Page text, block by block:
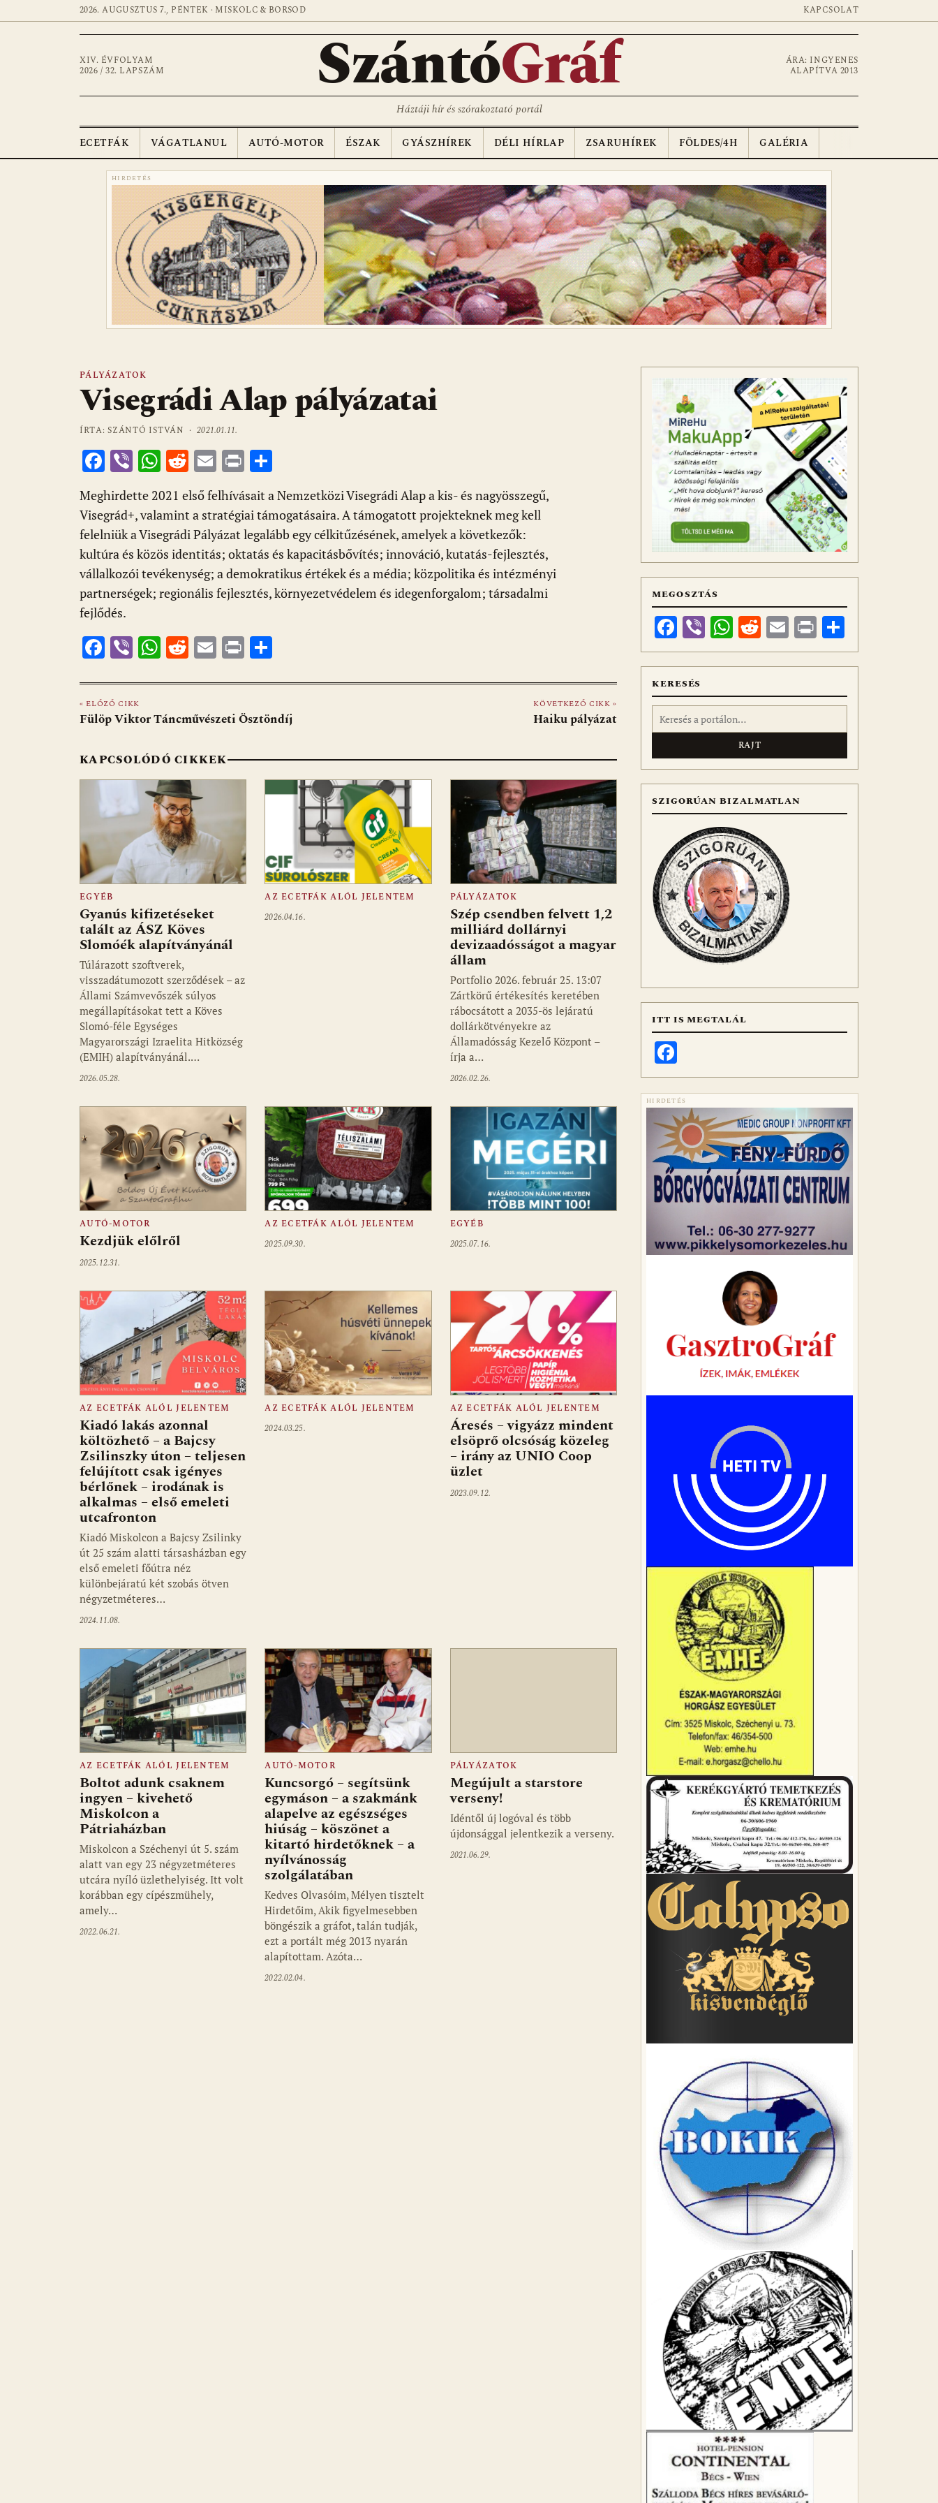
2026. AUGUSZTUS 7., PÉNTEK · MISKOLC & BORSOD KAPCSOLAT
XIV. ÉVFOLYAM
2026 / 32. LAPSZÁM
SzántóGráf
ÁRA: INGYENES
ALAPÍTVA 2013
Háztáji hír és szórakoztató portál
ECETFÁK VÁGATLANUL AUTÓ-MOTOR ÉSZAK GYÁSZHÍREK DÉLI HÍRLAP ZSARUHÍREK FÖLDES/4H GALÉRIA
HIRDETÉS
PÁLYÁZATOK
Visegrádi Alap pályázatai
ÍRTA: SZÁNTÓ ISTVÁN ·2021.01.11.
F
ac
e
b
o
o
k
Vi
er
W
h
at
s
A
p
p
R
e
d
di
t
E
m
ai
l
Pr
in
t
ss
za
m
e
g
Meghirdette 2021 első felhívásait a Nemzetközi Visegrádi Alap a kis- és nagyösszegű,
Visegrád+, valamint a stratégiai támogatásaira. A támogatott projekteknek meg kell
felelniük a Visegrádi Pályázat legalább egy célkitűzésének, amelyek a következők:
kultúra és közös identitás; oktatás és kapacitásbővítés; innováció, kutatás-fejlesztés,
vállalkozói tevékenység; a demokratikus értékek és a média; közpolitika és intézményi
partnerségek; regionális fejlesztés, környezetvédelem és idegenforgalom; társadalmi
fejlődés.
F
e
b
o
k
Vi
er
W
at
s
p
p
R
d
di
E
ai
l
Pr
t za
m
g
« ELŐZŐ CIKK
Fülöp Viktor Táncművészeti Ösztöndíj
KÖVETKEZŐ CIKK »
Haiku pályázat
KAPCSOLÓDÓ CIKKEK
EGYÉB
Gyanús kifizetéseket
talált az ÁSZ Köves
Slomóék alapítványánál
Túlárazott szoftverek,
visszadátumozott szerződések – az
Állami Számvevőszék súlyos
megállapításokat tett a Köves
Slomó-féle Egységes
Magyarországi Izraelita Hitközség
(EMIH) alapítványánál.…
2026.05.28.
AZ ECETFÁK ALÓL JELENTEM
2026.04.16.
PÁLYÁZATOK
Szép csendben felvett 1,2
milliárd dollárnyi
devizaadósságot a magyar
állam
Portfolio 2026. február 25. 13:07
Zártkörű értékesítés keretében
rábocsátott a 2035-ös lejáratú
dollárkötvényekre az
Államadósság Kezelő Központ –
írja a…
2026.02.26.
AUTÓ-MOTOR
Kezdjük előlről
2025.12.31.
AZ ECETFÁK ALÓL JELENTEM
2025.09.30.
EGYÉB
2025.07.16.
AZ ECETFÁK ALÓL JELENTEM
Kiadó lakás azonnal
költözhető – a Bajcsy
Zsilinszky úton – teljesen
felújított csak igényes
bérlőnek – irodának is
alkalmas – első emeleti
utcafronton
Kiadó Miskolcon a Bajcsy Zsilinky
út 25 szám alatti társasházban egy
első emeleti főútra néz
különbejáratú két szobás ötven
négyzetméteres…
2024.11.08.
AZ ECETFÁK ALÓL JELENTEM
2024.03.25.
AZ ECETFÁK ALÓL JELENTEM
Áresés – vigyázz mindent
elsöprő olcsóság közeleg
– irány az UNIO Coop
üzlet
2023.09.12.
AZ ECETFÁK ALÓL JELENTEM
Boltot adunk csaknem
ingyen – kivehető
Miskolcon a
Pátriaházban
Miskolcon a Széchenyi út 5. szám
alatt van egy 23 négyzetméteres
utcára nyíló üzlethelyiség. Itt volt
korábban egy cípészmühely,
amely…
2022.06.21.
AUTÓ-MOTOR
Kuncsorgó – segítsünk
egymáson – a szakmánk
alapelve az egészséges
hiúság – köszönet a
kitartó hirdetőknek – a
nyílvánosság
szolgálatában
Kedves Olvasóim, Mélyen tisztelt
Hirdetőim, Akik figyelmesebben
böngészik a gráfot, talán tudják,
ezt a portált még 2013 nyarán
alapítottam. Azóta…
2022.02.04.
PÁLYÁZATOK
Megújult a starstore
verseny!
Idéntől új logóval és több
újdonsággal jelentkezik a verseny.
2021.06.29.
MEGOSZTÁS
Facebook
ViberWhatsApp
Reddit
Email
Print
meg
KERESÉS
Keresés:
SZIGORÚAN BIZALMATLAN
ITT IS MEGTALÁL
HIRDETÉS